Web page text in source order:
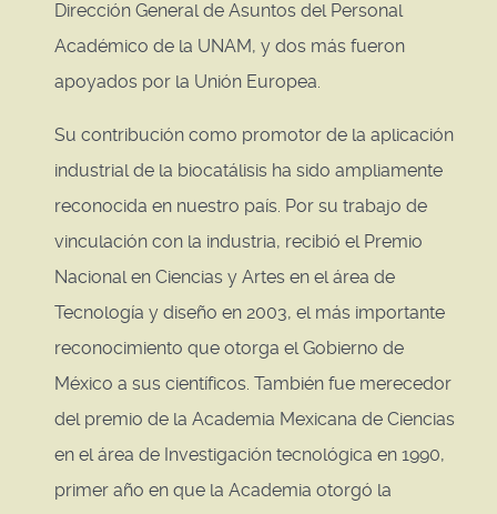
Dirección General de Asuntos del Personal
Académico de la UNAM, y dos más fueron
apoyados por la Unión Europea.
Su contribución como promotor de la aplicación
industrial de la biocatálisis ha sido ampliamente
reconocida en nuestro país. Por su trabajo de
vinculación con la industria, recibió el Premio
Nacional en Ciencias y Artes en el área de
Tecnología y diseño en 2003, el más importante
reconocimiento que otorga el Gobierno de
México a sus científicos. También fue merecedor
del premio de la Academia Mexicana de Ciencias
en el área de Investigación tecnológica en 1990,
primer año en que la Academia otorgó la